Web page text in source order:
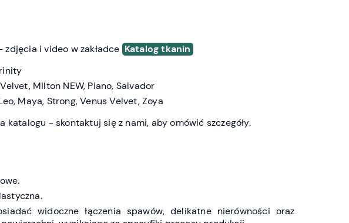
zdjęcia i video w zakładce Katalog tkanin
Milton NEW, Piano, Salvador
Maya, Strong, Venus Velvet, Zoya
katalogu - skontaktuj się z nami, aby omówić szczegóły.
widoczne łączenia spawów, delikatne nierówności oraz